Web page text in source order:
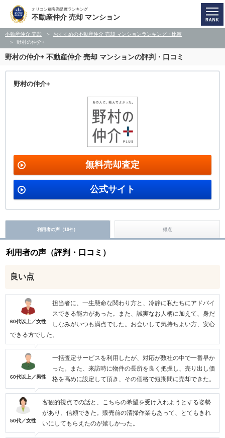
オリコン顧客満足度ランキング
不動産仲介 売却 マンション
不動産仲介 売却
おすすめの不動産仲介 売却 マンションランキング・比較
野村の仲介+
野村の仲介+ 不動産仲介 売却 マンションの評判・口コミ
野村の仲介+
無料売却査定
公式サイト
利用者の声（19件） 得点
利用者の声（評判・口コミ）
良い点
60代以上／女性
担当者に、一生懸命な関わり方と、冷静に私たちにアドバイ
スできる能力があった。また、誠実なお人柄に加えて、身だ
しなみがいつも満点でした。お会いして気持ちよい方、安心
できる方でした。
60代以上／男性
一括査定サービスを利用したが、対応が数社の中で一番早か
った。また、来訪時に物件の長所を良く把握し、売り出し価
格を高めに設定して頂き、その価格で短期間に売却できた。
50代／女性
客観的視点での話と、こちらの希望を受け入れようとする姿勢
があり、信頼できた。販売前の清掃作業もあって、とてもきれ
いにしてもらえたのが嬉しかった。